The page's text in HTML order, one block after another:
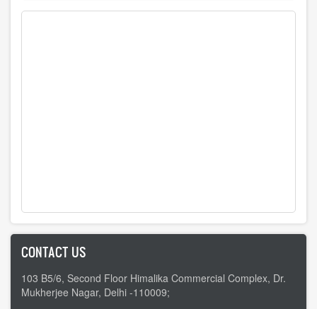
CONTACT US
103 B5/6, Second Floor Himalika Commercial Complex, Dr.
Mukherjee Nagar, Delhi -110009;